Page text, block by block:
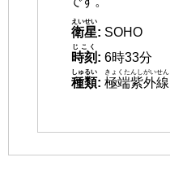
衛星
えいせい
: SOHO
時刻
じこく
: 6時33分
種類
しゅるい
: 極端紫外線
きょくたんしがいせん